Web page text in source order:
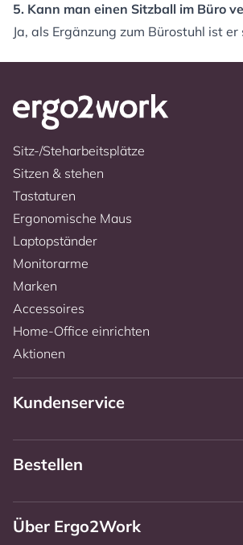
5. Kann man einen Sitzball im Büro
Ja, als Ergänzung zum Bürostuhl ist
Sitz-/Steharbeitsplätze
Sitzen & stehen
Tastaturen
Ergonomische Maus
Laptopständer
Monitorarme
Marken
Accessoires
Home-Office einrichten
Aktionen
Kundenservice
Bestellen
Über Ergo2Work